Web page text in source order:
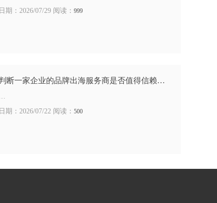
日期：2026/07/29 阅读： 999
断一家企业的品牌出海服务商是否值得信赖…
日期：2026/07/22 阅读： 500